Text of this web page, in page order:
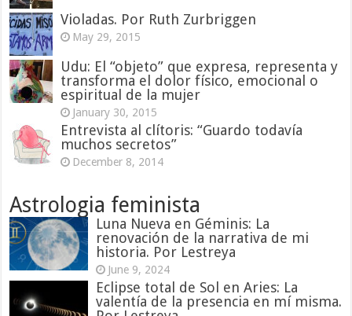
Violadas. Por Ruth Zurbriggen
May 29, 2015
Udu: El “objeto” que expresa, representa y
transforma el dolor físico, emocional o
espiritual de la mujer
January 30, 2015
Entrevista al clítoris: “Guardo todavía
muchos secretos”
December 8, 2014
Astrologia feminista
Luna Nueva en Géminis: La
renovación de la narrativa de mi
historia. Por Lestreya
June 9, 2024
Eclipse total de Sol en Aries: La
valentía de la presencia en mí misma.